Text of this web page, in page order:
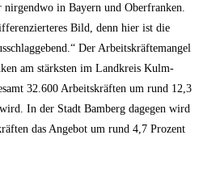
nir­gend­wo in Bay­ern und Ober­fran­ken.
Bild, denn hier ist die
Der Arbeits­kräf­te­man­gel
am stärks­ten im Land­kreis Kulm­
32.600 Arbeits­kräf­ten um rund 12,3
In der Stadt Bam­berg dage­gen wird
das Ange­bot um rund 4,7 Pro­zent